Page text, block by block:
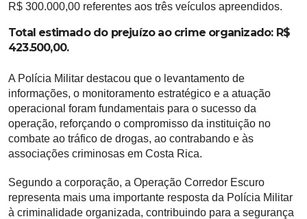
R$ 300.000,00 referentes aos três veículos apreendidos.
Total estimado do prejuízo ao crime organizado: R$
423.500,00.
A Polícia Militar destacou que o levantamento de
informações, o monitoramento estratégico e a atuação
operacional foram fundamentais para o sucesso da
operação, reforçando o compromisso da instituição no
combate ao tráfico de drogas, ao contrabando e às
associações criminosas em Costa Rica.
Segundo a corporação, a Operação Corredor Escuro
representa mais uma importante resposta da Polícia Militar
à criminalidade organizada, contribuindo para a segurança